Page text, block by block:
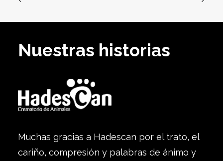
Nuestras historias
Muchas gracias a Hadescan por el trato, el
cariño, compresión y palabras de ánimo y